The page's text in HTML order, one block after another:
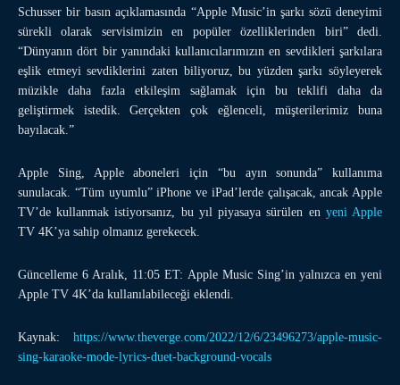
Schusser bir basın açıklamasında “Apple Music’in şarkı sözü deneyimi
sürekli olarak servisimizin en popüler özelliklerinden biri” dedi.
“Dünyanın dört bir yanındaki kullanıcılarımızın en sevdikleri şarkılara
eşlik etmeyi sevdiklerini zaten biliyoruz, bu yüzden şarkı söyleyerek
müzikle daha fazla etkileşim sağlamak için bu teklifi daha da
geliştirmek istedik. Gerçekten çok eğlenceli, müşterilerimiz buna
bayılacak.”
Apple Sing, Apple aboneleri için “bu ayın sonunda” kullanıma
sunulacak. “Tüm uyumlu” iPhone ve iPad’lerde çalışacak, ancak Apple
TV’de kullanmak istiyorsanız, bu yıl piyasaya sürülen en yeni Apple
TV 4K’ya sahip olmanız gerekecek.
Güncelleme 6 Aralık, 11:05 ET: Apple Music Sing’in yalnızca en yeni
Apple TV 4K’da kullanılabileceği eklendi.
Kaynak: https://www.theverge.com/2022/12/6/23496273/apple-music-
sing-karaoke-mode-lyrics-duet-background-vocals